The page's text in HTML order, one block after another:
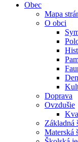
Obec
Mapa
O obci
Doprava
Ovzdušie
Základná
Materská